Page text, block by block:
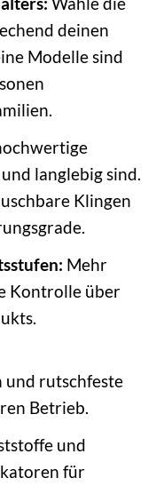
deinen
Modelle sind
langlebig sind.
Klingen
Mehr
Kontrolle über
und rutschfeste
Betrieb.
und
für